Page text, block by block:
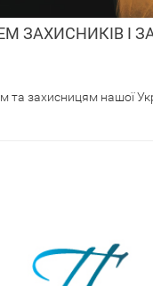
ЗАХИСНИКІВ І
та захисницям нашої